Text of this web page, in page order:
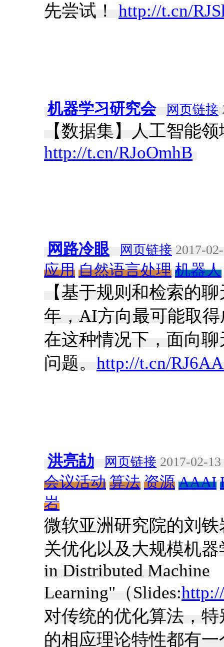
先尝试！ http://t.cn/
机器学习研究会 网页链接
【数据集】人工智能
http://t.cn/RJoOmhB
网路冷眼 网页链接 2017-
应用 自然语言处理 机器人
【基于规则和检索的
年，AI方向最可能取
在这种情况下，面向
问题。 http://t.cn/
洪亮劼 网页链接 2017-02-
会议活动 算法 资源 AAAI
岩
微软亚洲研究院的刘
关优化以及大规模机器
in Distributed Machine
Learning"（Slides:
对传统的优化算法，
的相应理论特性都有